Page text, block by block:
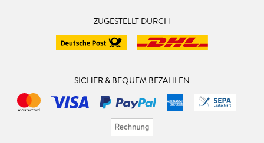
ZUGESTELLT DURCH
SICHER & BEQUEM BEZAHLEN